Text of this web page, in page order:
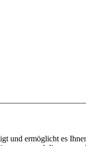
und ermöglicht es